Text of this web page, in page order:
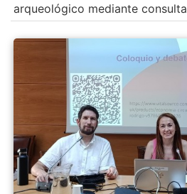
arqueológico mediante